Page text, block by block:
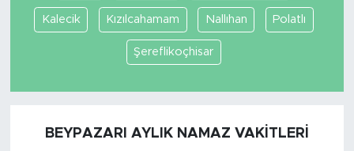
Kalecik Kızılcahamam Nallıhan Polatlı
Şereflikoçhisar
BEYPAZARI AYLIK NAMAZ VAKITLERI